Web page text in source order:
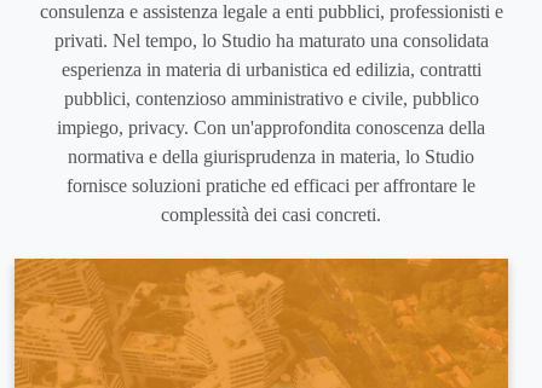
consulenza e assistenza legale a enti pubblici, professionisti e
privati. Nel tempo, lo Studio ha maturato una consolidata
esperienza in materia di urbanistica ed edilizia, contratti
pubblici, contenzioso amministrativo e civile, pubblico
impiego, privacy. Con un'approfondita conoscenza della
normativa e della giurisprudenza in materia, lo Studio
fornisce soluzioni pratiche ed efficaci per affrontare le
complessità dei casi concreti.